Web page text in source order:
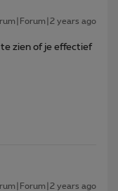
years ago
zien of je effectief
years ago